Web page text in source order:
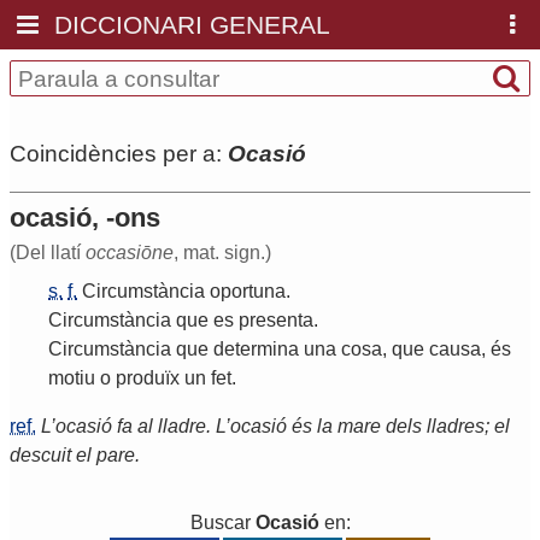
DICCIONARI GENERAL
Coincidències per a: Ocasió
ocasió, -ons
(Del llatí occasiōne, mat. sign.)
s. f. Circumstància oportuna.
Circumstància que es presenta.
Circumstància que determina una cosa, que causa, és
motiu o produïx un fet.
ref. L’ocasió fa al lladre. L’ocasió és la mare dels lladres; el
descuit el pare.
Buscar Ocasióen: